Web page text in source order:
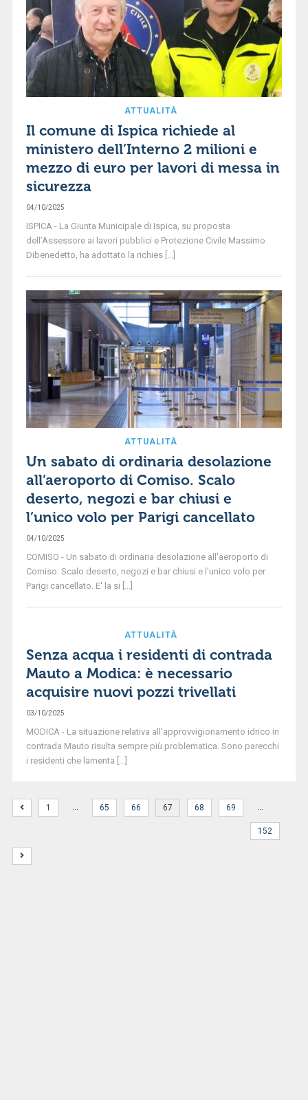
ATTUALITÀ
Il comune di Ispica richiede al
ministero dell’Interno 2 milioni e
mezzo di euro per lavori di messa in
sicurezza
04/10/2025
ISPICA - La Giunta Municipale di Ispica, su proposta
dell’Assessore ai lavori pubblici e Protezione Civile Massimo
Dibenedetto, ha adottato la richies [...]
ATTUALITÀ
Un sabato di ordinaria desolazione
all’aeroporto di Comiso. Scalo
deserto, negozi e bar chiusi e
l’unico volo per Parigi cancellato
04/10/2025
COMISO - Un sabato di ordinaria desolazione all'aeroporto di
Comiso. Scalo deserto, negozi e bar chiusi e l'unico volo per
Parigi cancellato. E' la si [...]
ATTUALITÀ
Senza acqua i residenti di contrada
Mauto a Modica: è necessario
acquisire nuovi pozzi trivellati
03/10/2025
MODICA - La situazione relativa all’approvvigionamento idrico in
contrada Mauto risulta sempre più problematica. Sono parecchi
i residenti che lamenta [...]
1 … 65 66 67 68 69 …
152